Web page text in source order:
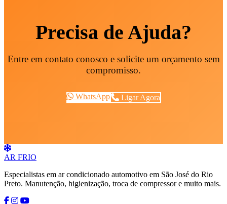
Precisa de Ajuda?
Entre em contato conosco e solicite um orçamento sem
compromisso.
WhatsApp Ligar Agora
AR FRIO
Especialistas em ar condicionado automotivo em São José do Rio
Preto. Manutenção, higienização, troca de compressor e muito mais.